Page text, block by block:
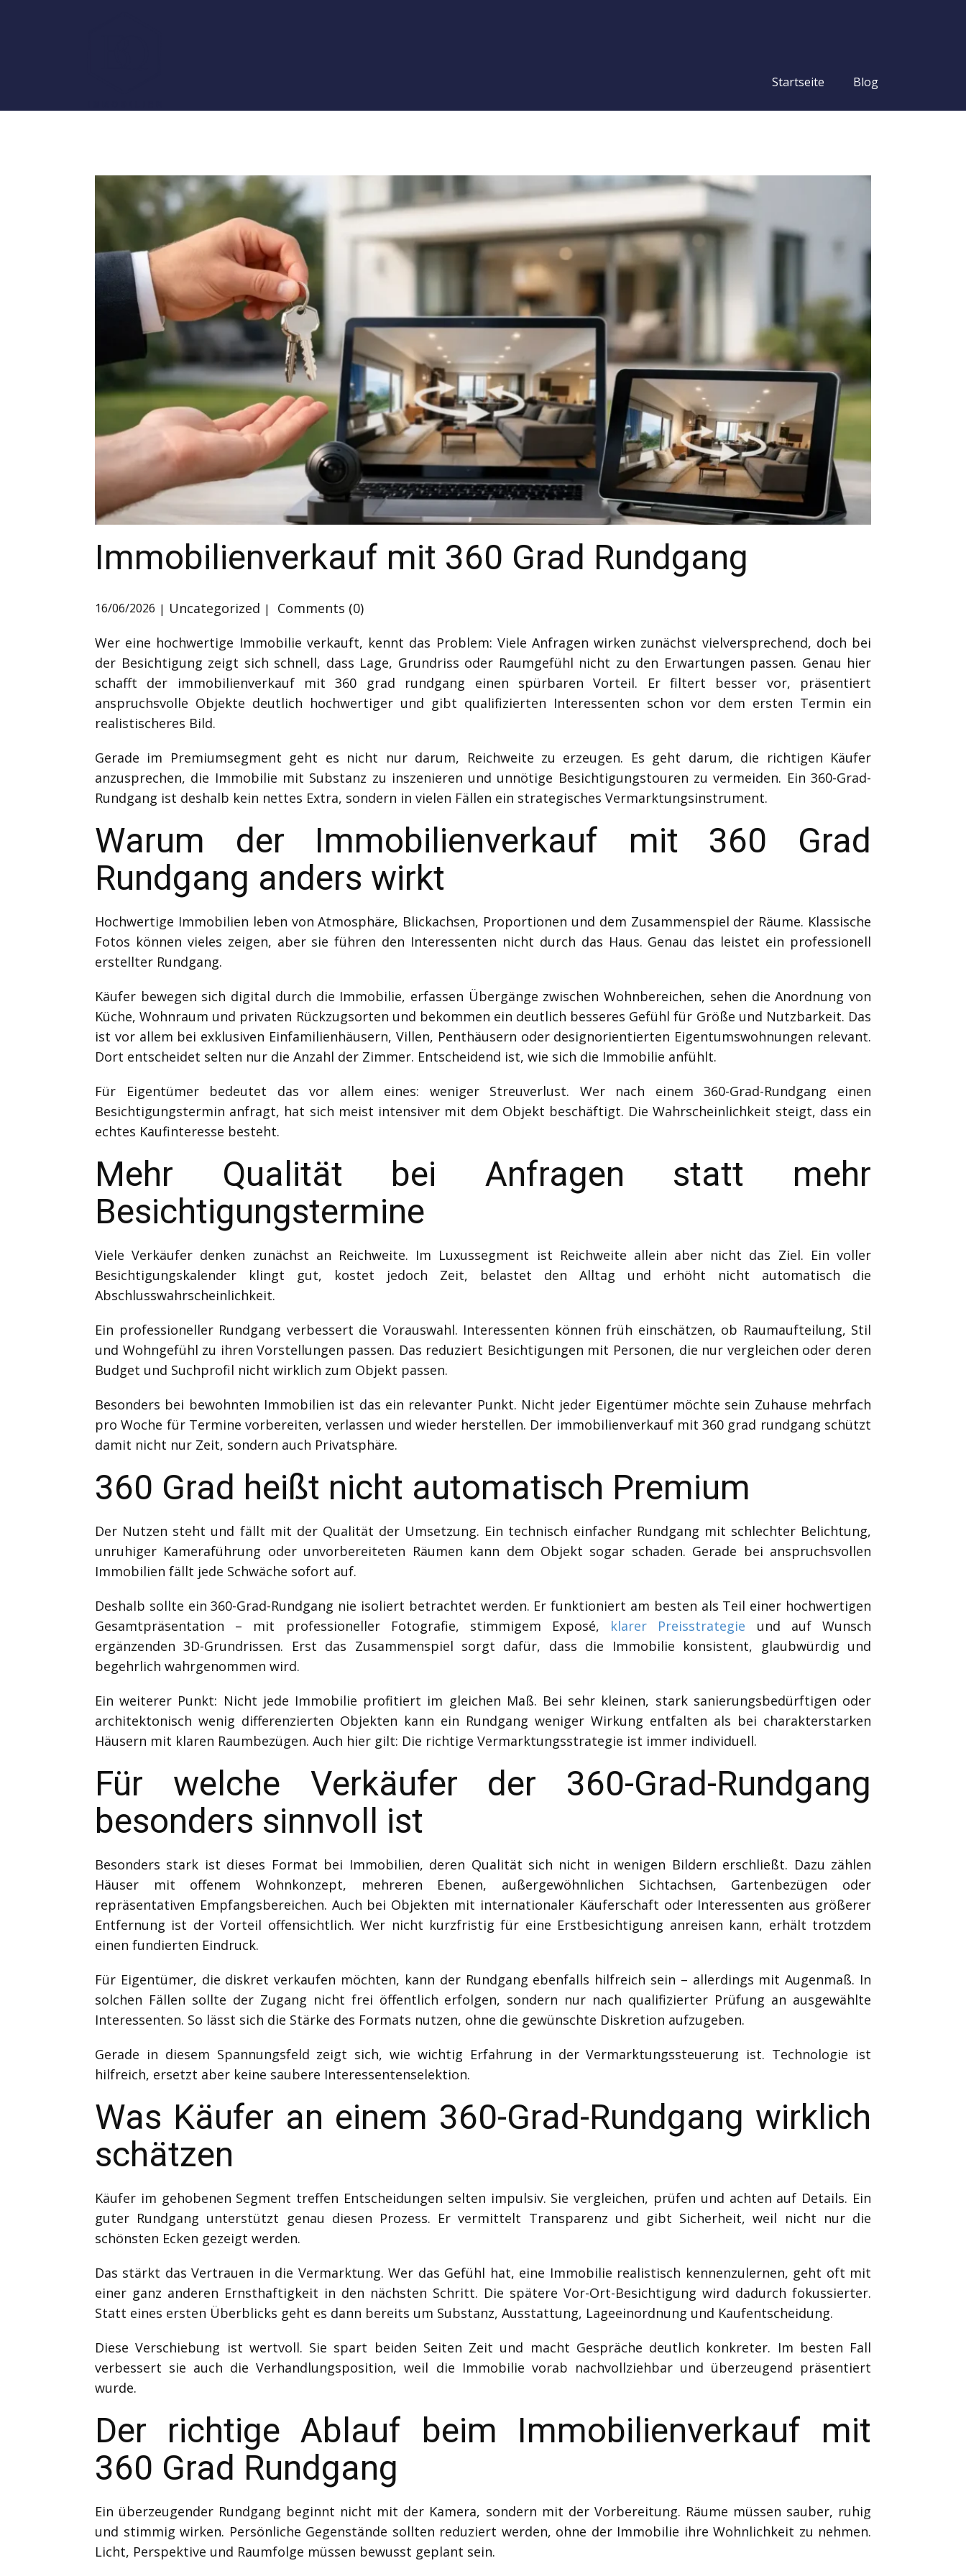
Startseite Blog
Immobilienverkauf mit 360 Grad Rundgang
16/06/2026 Uncategorized
Comments (0)
Wer eine hochwertige Immobilie verkauft, kennt das Problem: Viele Anfragen wirken zunächst vielversprechend, doch bei
der Besichtigung zeigt sich schnell, dass Lage, Grundriss oder Raumgefühl nicht zu den Erwartungen passen. Genau hier
schafft der immobilienverkauf mit 360 grad rundgang einen spürbaren Vorteil. Er filtert besser vor, präsentiert
anspruchsvolle Objekte deutlich hochwertiger und gibt qualifizierten Interessenten schon vor dem ersten Termin ein
realistischeres Bild.
Gerade im Premiumsegment geht es nicht nur darum, Reichweite zu erzeugen. Es geht darum, die richtigen Käufer
anzusprechen, die Immobilie mit Substanz zu inszenieren und unnötige Besichtigungstouren zu vermeiden. Ein 360-Grad-
Rundgang ist deshalb kein nettes Extra, sondern in vielen Fällen ein strategisches Vermarktungsinstrument.
Warum der Immobilienverkauf mit 360 Grad
Rundgang anders wirkt
Hochwertige Immobilien leben von Atmosphäre, Blickachsen, Proportionen und dem Zusammenspiel der Räume. Klassische
Fotos können vieles zeigen, aber sie führen den Interessenten nicht durch das Haus. Genau das leistet ein professionell
erstellter Rundgang.
Käufer bewegen sich digital durch die Immobilie, erfassen Übergänge zwischen Wohnbereichen, sehen die Anordnung von
Küche, Wohnraum und privaten Rückzugsorten und bekommen ein deutlich besseres Gefühl für Größe und Nutzbarkeit. Das
ist vor allem bei exklusiven Einfamilienhäusern, Villen, Penthäusern oder designorientierten Eigentumswohnungen relevant.
Dort entscheidet selten nur die Anzahl der Zimmer. Entscheidend ist, wie sich die Immobilie anfühlt.
Für Eigentümer bedeutet das vor allem eines: weniger Streuverlust. Wer nach einem 360-Grad-Rundgang einen
Besichtigungstermin anfragt, hat sich meist intensiver mit dem Objekt beschäftigt. Die Wahrscheinlichkeit steigt, dass ein
echtes Kaufinteresse besteht.
Mehr Qualität bei Anfragen statt mehr
Besichtigungstermine
Viele Verkäufer denken zunächst an Reichweite. Im Luxussegment ist Reichweite allein aber nicht das Ziel. Ein voller
Besichtigungskalender klingt gut, kostet jedoch Zeit, belastet den Alltag und erhöht nicht automatisch die
Abschlusswahrscheinlichkeit.
Ein professioneller Rundgang verbessert die Vorauswahl. Interessenten können früh einschätzen, ob Raumaufteilung, Stil
und Wohngefühl zu ihren Vorstellungen passen. Das reduziert Besichtigungen mit Personen, die nur vergleichen oder deren
Budget und Suchprofil nicht wirklich zum Objekt passen.
Besonders bei bewohnten Immobilien ist das ein relevanter Punkt. Nicht jeder Eigentümer möchte sein Zuhause mehrfach
pro Woche für Termine vorbereiten, verlassen und wieder herstellen. Der immobilienverkauf mit 360 grad rundgang schützt
damit nicht nur Zeit, sondern auch Privatsphäre.
360 Grad heißt nicht automatisch Premium
Der Nutzen steht und fällt mit der Qualität der Umsetzung. Ein technisch einfacher Rundgang mit schlechter Belichtung,
unruhiger Kameraführung oder unvorbereiteten Räumen kann dem Objekt sogar schaden. Gerade bei anspruchsvollen
Immobilien fällt jede Schwäche sofort auf.
Deshalb sollte ein 360-Grad-Rundgang nie isoliert betrachtet werden. Er funktioniert am besten als Teil einer hochwertigen
Gesamtpräsentation – mit professioneller Fotografie, stimmigem Exposé, klarer Preisstrategie und auf Wunsch
ergänzenden 3D-Grundrissen. Erst das Zusammenspiel sorgt dafür, dass die Immobilie konsistent, glaubwürdig und
begehrlich wahrgenommen wird.
Ein weiterer Punkt: Nicht jede Immobilie profitiert im gleichen Maß. Bei sehr kleinen, stark sanierungsbedürftigen oder
architektonisch wenig differenzierten Objekten kann ein Rundgang weniger Wirkung entfalten als bei charakterstarken
Häusern mit klaren Raumbezügen. Auch hier gilt: Die richtige Vermarktungsstrategie ist immer individuell.
Für welche Verkäufer der 360-Grad-Rundgang
besonders sinnvoll ist
Besonders stark ist dieses Format bei Immobilien, deren Qualität sich nicht in wenigen Bildern erschließt. Dazu zählen
Häuser mit offenem Wohnkonzept, mehreren Ebenen, außergewöhnlichen Sichtachsen, Gartenbezügen oder
repräsentativen Empfangsbereichen. Auch bei Objekten mit internationaler Käuferschaft oder Interessenten aus größerer
Entfernung ist der Vorteil offensichtlich. Wer nicht kurzfristig für eine Erstbesichtigung anreisen kann, erhält trotzdem
einen fundierten Eindruck.
Für Eigentümer, die diskret verkaufen möchten, kann der Rundgang ebenfalls hilfreich sein – allerdings mit Augenmaß. In
solchen Fällen sollte der Zugang nicht frei öffentlich erfolgen, sondern nur nach qualifizierter Prüfung an ausgewählte
Interessenten. So lässt sich die Stärke des Formats nutzen, ohne die gewünschte Diskretion aufzugeben.
Gerade in diesem Spannungsfeld zeigt sich, wie wichtig Erfahrung in der Vermarktungssteuerung ist. Technologie ist
hilfreich, ersetzt aber keine saubere Interessentenselektion.
Was Käufer an einem 360-Grad-Rundgang wirklich
schätzen
Käufer im gehobenen Segment treffen Entscheidungen selten impulsiv. Sie vergleichen, prüfen und achten auf Details. Ein
guter Rundgang unterstützt genau diesen Prozess. Er vermittelt Transparenz und gibt Sicherheit, weil nicht nur die
schönsten Ecken gezeigt werden.
Das stärkt das Vertrauen in die Vermarktung. Wer das Gefühl hat, eine Immobilie realistisch kennenzulernen, geht oft mit
einer ganz anderen Ernsthaftigkeit in den nächsten Schritt. Die spätere Vor-Ort-Besichtigung wird dadurch fokussierter.
Statt eines ersten Überblicks geht es dann bereits um Substanz, Ausstattung, Lageeinordnung und Kaufentscheidung.
Diese Verschiebung ist wertvoll. Sie spart beiden Seiten Zeit und macht Gespräche deutlich konkreter. Im besten Fall
verbessert sie auch die Verhandlungsposition, weil die Immobilie vorab nachvollziehbar und überzeugend präsentiert
wurde.
Der richtige Ablauf beim Immobilienverkauf mit
360 Grad Rundgang
Ein überzeugender Rundgang beginnt nicht mit der Kamera, sondern mit der Vorbereitung. Räume müssen sauber, ruhig
und stimmig wirken. Persönliche Gegenstände sollten reduziert werden, ohne der Immobilie ihre Wohnlichkeit zu nehmen.
Licht, Perspektive und Raumfolge müssen bewusst geplant sein.